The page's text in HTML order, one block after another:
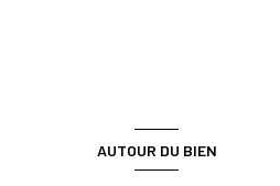
AUTOUR DU BIEN